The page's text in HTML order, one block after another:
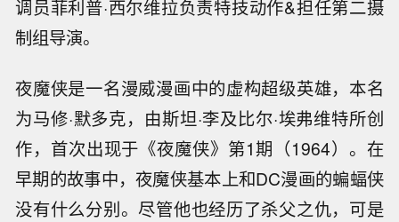
调员菲利普·西尔维拉负责特技动作&担任第二摄
制组导演。
夜魔侠是一名漫威漫画中的虚构超级英雄，本名
为马修·默多克，由斯坦·李及比尔·埃弗维特所创
作，首次出现于《夜魔侠》第1期（1964）。在
早期的故事中，夜魔侠基本上和DC漫画的蝙蝠侠
没有什么分别。尽管他也经历了杀父之仇，可是